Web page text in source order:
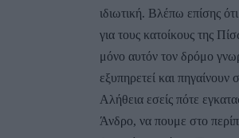
ιδιωτική. Βλέπω επίσης
για τους κατοίκους της
μόνο αυτόν τον δρόμο
εξυπηρετεί και πηγαίνουν
Αλήθεια εσείς πότε
Άνδρο, να πουμε στο